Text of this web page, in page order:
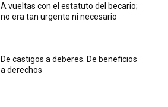
A vueltas con el estatuto del becario;
no era tan urgente ni necesario
De castigos a deberes. De beneficios
a derechos